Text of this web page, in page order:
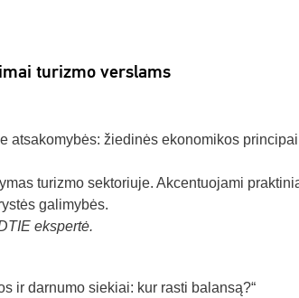
turizmo verslams
atsakomybės: žiedinės ekonomikos principai
turizmo sektoriuje. Akcentuojami
galimybės.
ekspertė.
ir darnumo siekiai: kur rasti balansą?“